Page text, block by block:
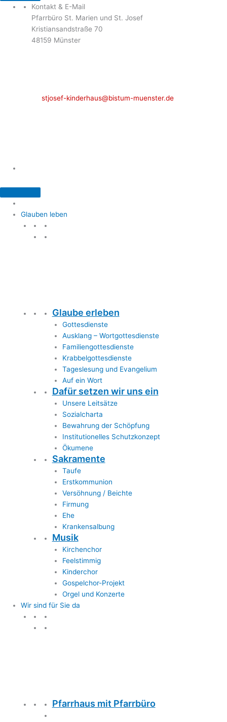
Kontakt & E-Mail
Pfarrbüro St. Marien und St. Josef
Kristiansandstraße 70
48159 Münster
stjosef-kinderhaus@bistum-muenster.de
Glauben leben
Glaube erleben
Gottesdienste
Ausklang – Wortgottesdienste
Familiengottesdienste
Krabbelgottesdienste
Tageslesung und Evangelium
Auf ein Wort
Dafür setzen wir uns ein
Unsere Leitsätze
Sozialcharta
Bewahrung der Schöpfung
Institutionelles Schutzkonzept
Ökumene
Sakramente
Taufe
Erstkommunion
Versöhnung / Beichte
Firmung
Ehe
Krankensalbung
Musik
Kirchenchor
Feelstimmig
Kinderchor
Gospelchor-Projekt
Orgel und Konzerte
Wir sind für Sie da
Pfarrhaus mit Pfarrbüro